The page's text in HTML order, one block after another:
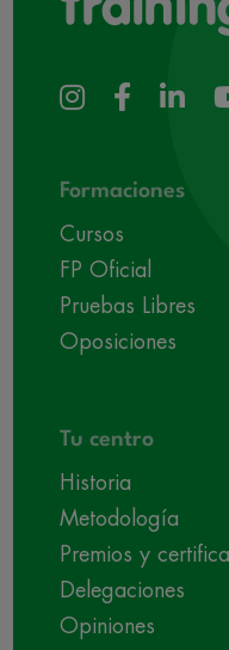
Formaciones
Cursos
FP Oficial
Pruebas Libres
Oposiciones
Tu centro
Historia
Metodología
Premios y
Delegaciones
Opiniones